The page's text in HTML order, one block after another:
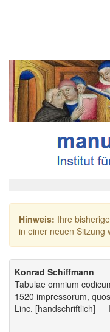
Hinweis: Ihre
in einer neuen Sitzung
Konrad Schiffmann
Tabulae omnium
1520 impressorum,
Linc. [handschriftlich] —